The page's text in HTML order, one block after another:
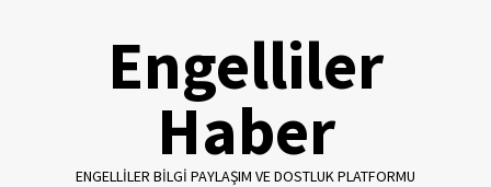
Engelliler
Haber
ENGELLILER BILGI PAYLAŞIM VE DOSTLUK PLATFORMU